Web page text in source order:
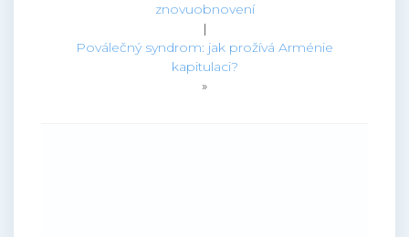
znovuobnovení
|
Poválečný syndrom: jak prožívá Arménie
kapitulaci?
»